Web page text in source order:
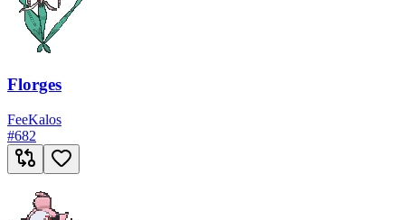
Florges
FeeKalos
#682